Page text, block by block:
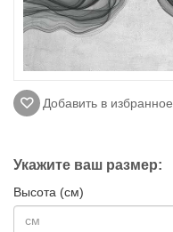
Добавить в избранное
Укажите ваш размер:
Высота (см)